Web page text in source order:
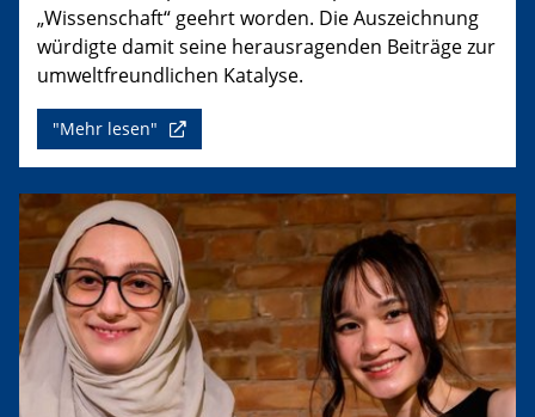
„Wissenschaft“ geehrt worden. Die Auszeichnung
würdigte damit seine herausragenden Beiträge zur
umweltfreundlichen Katalyse.
"Mehr lesen"